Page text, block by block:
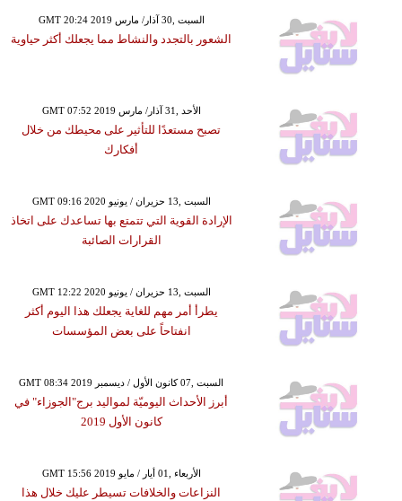
GMT 20:24 2019 السبت ,30 آذار/ مارس
الشعور بالتجدد والنشاط مما يجعلك أكثر حياوية
GMT 07:52 2019 الأحد ,31 آذار/ مارس
تصبح مستعدًا للتأثير على محيطك من خلال
أفكارك
GMT 09:16 2020 السبت ,13 حزيران / يونيو
الإرادة القوية التي تتمتع بها تساعدك على اتخاذ
القرارات الصائبة
GMT 12:22 2020 السبت ,13 حزيران / يونيو
يطرأ أمر مهم للغاية يجعلك هذا اليوم أكثر
انفتاحاً على بعض المؤسسات
GMT 08:34 2019 السبت ,07 كانون الأول / ديسمبر
أبرز الأحداث اليوميّة لمواليد برج"الجوزاء" في
كانون الأول 2019
GMT 15:56 2019 الأربعاء ,01 أيار / مايو
النزاعات والخلافات تسيطر عليك خلال هذا